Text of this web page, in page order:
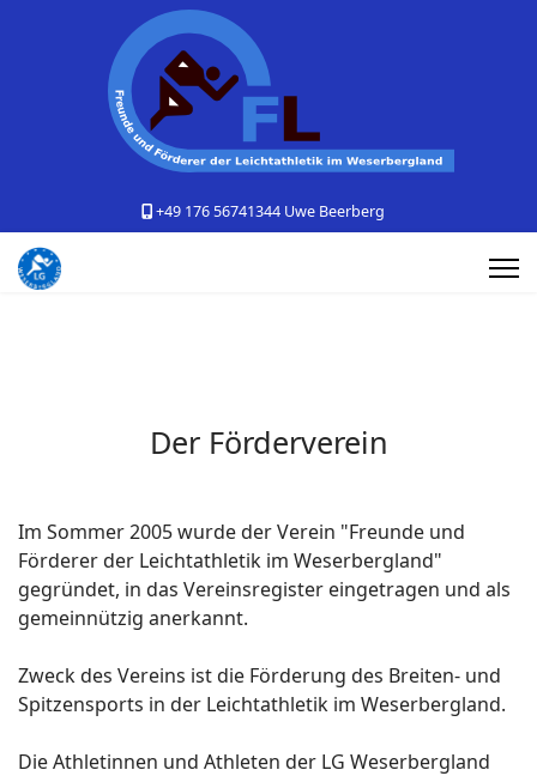
+49 176 56741344 Uwe Beerberg
Der Förderverein
Im Sommer 2005 wurde der Verein "Freunde und
Förderer der Leichtathletik im Weserbergland"
gegründet, in das Vereinsregister eingetragen und als
gemeinnützig anerkannt.
Zweck des Vereins ist die Förderung des Breiten- und
Spitzensports in der Leichtathletik im Weserbergland.
Die Athletinnen und Athleten der LG Weserbergland